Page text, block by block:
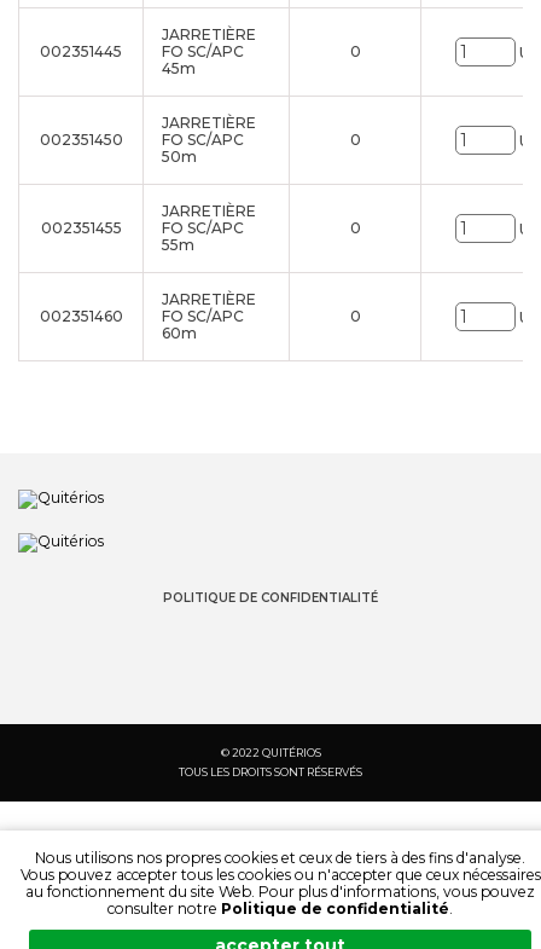
002351445
JARRETIÈRE
FO SC/APC
45m
0
002351450
JARRETIÈRE
FO SC/APC
50m
0
002351455
JARRETIÈRE
FO SC/APC
55m
0
002351460
JARRETIÈRE
FO SC/APC
60m
0
POLITIQUE DE CONFIDENTIALITÉ
© 2022 QUITÉRIOS
TOUS LES DROITS SONT RÉSERVÉS
Nous utilisons nos propres cookies et ceux de tiers à des fins d'analyse.
Vous pouvez accepter tous les cookies ou n'accepter que ceux nécessaires
au fonctionnement du site Web. Pour plus d'informations, vous pouvez
consulter notre Politique de confidentialité.